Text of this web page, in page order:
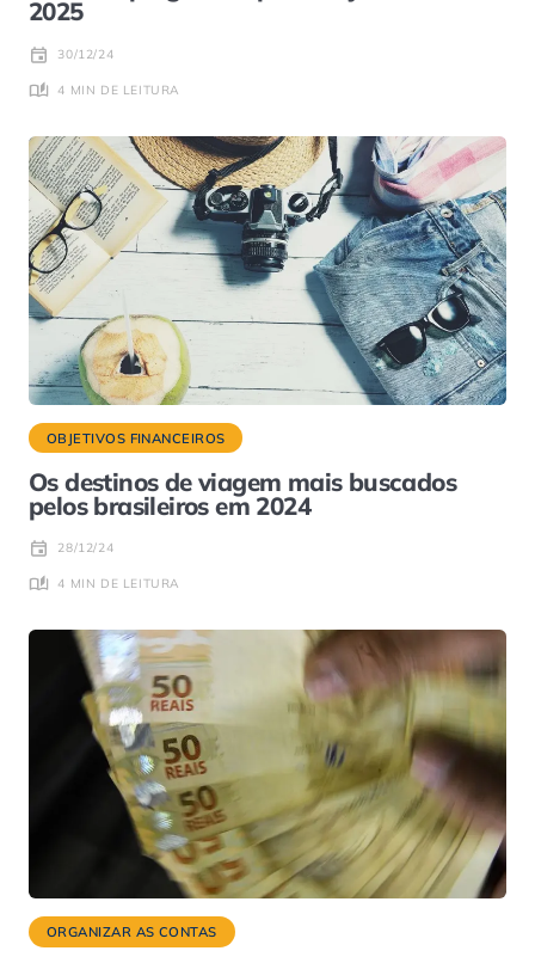
2025
30/12/24
4 MIN DE LEITURA
OBJETIVOS FINANCEIROS
Os destinos de viagem mais buscados
pelos brasileiros em 2024
28/12/24
4 MIN DE LEITURA
ORGANIZAR AS CONTAS